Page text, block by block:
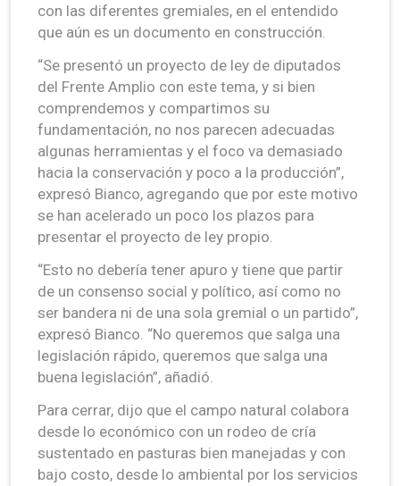
con las diferentes gremiales, en el entendido
que aún es un documento en construcción.
“Se presentó un proyecto de ley de diputados
del Frente Amplio con este tema, y si bien
comprendemos y compartimos su
fundamentación, no nos parecen adecuadas
algunas herramientas y el foco va demasiado
hacia la conservación y poco a la producción”,
expresó Bianco, agregando que por este motivo
se han acelerado un poco los plazos para
presentar el proyecto de ley propio.
“Esto no debería tener apuro y tiene que partir
de un consenso social y político, así como no
ser bandera ni de una sola gremial o un partido”,
expresó Bianco. “No queremos que salga una
legislación rápido, queremos que salga una
buena legislación”, añadió.
Para cerrar, dijo que el campo natural colabora
desde lo económico con un rodeo de cría
sustentado en pasturas bien manejadas y con
bajo costo, desde lo ambiental por los servicios